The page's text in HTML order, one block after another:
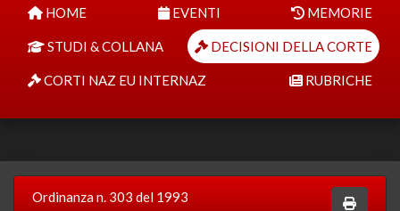
HOME EVENTI MEMORIE
STUDI & COLLANA DECISIONI DELLA CORTE
CORTI NAZ EU INTERNAZ RUBRICHE
Ordinanza n. 303 del 1993